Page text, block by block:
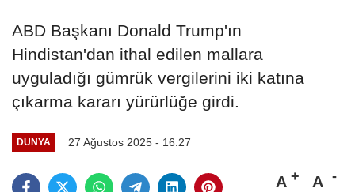
ABD Başkanı Donald Trump'ın
Hindistan'dan ithal edilen mallara
uyguladığı gümrük vergilerini iki katına
çıkarma kararı yürürlüğe girdi.
DÜNYA 27 Ağustos 2025 - 16:27
A A